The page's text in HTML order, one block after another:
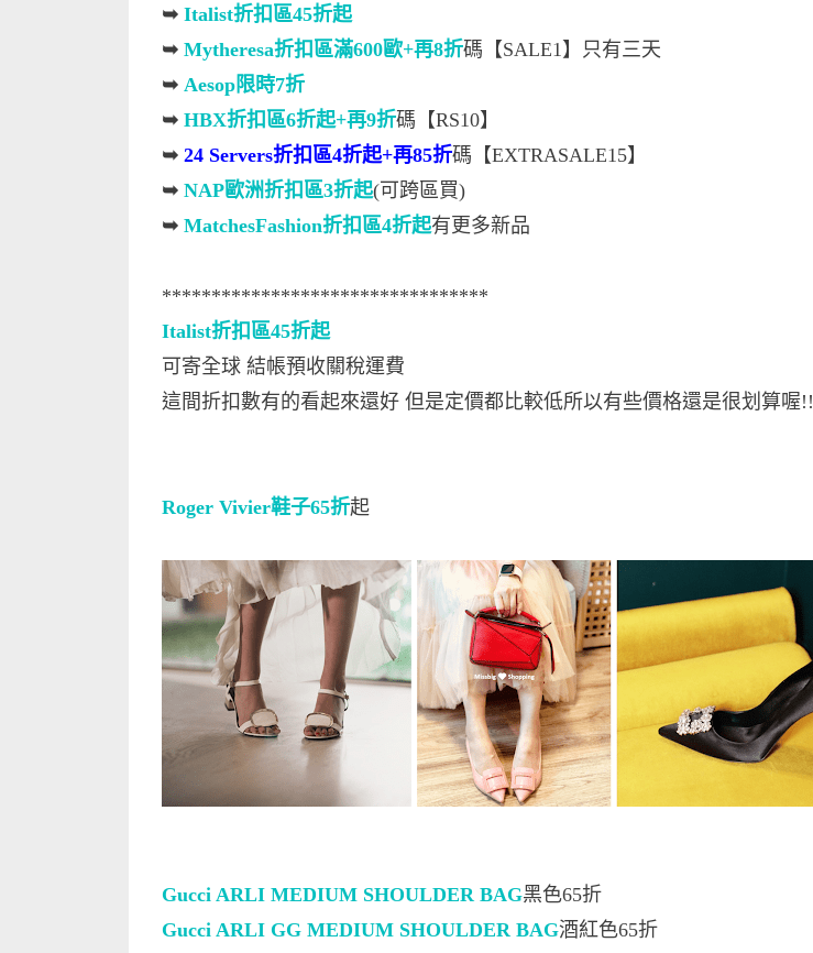
➥ Italist折扣區45折起
➥ Mytheresa折扣區滿600歐+再8折碼【SALE1】只有三天
➥ Aesop限時7折
➥ HBX折扣區6折起+再9折碼【RS10】
➥ 24 Servers折扣區4折起+再85折碼【EXTRASALE15】
➥ NAP歐洲折扣區3折起(可跨區買)
➥ MatchesFashion折扣區4折起有更多新品
*********************************
Italist折扣區45折起
可寄全球 結帳預收關稅運費
這間折扣數有的看起來還好 但是定價都比較低所以有些價格還是很划算喔!!
Roger Vivier鞋子65折起
Gucci ARLI MEDIUM SHOULDER BAG黑色65折
Gucci ARLI GG MEDIUM SHOULDER BAG酒紅色65折